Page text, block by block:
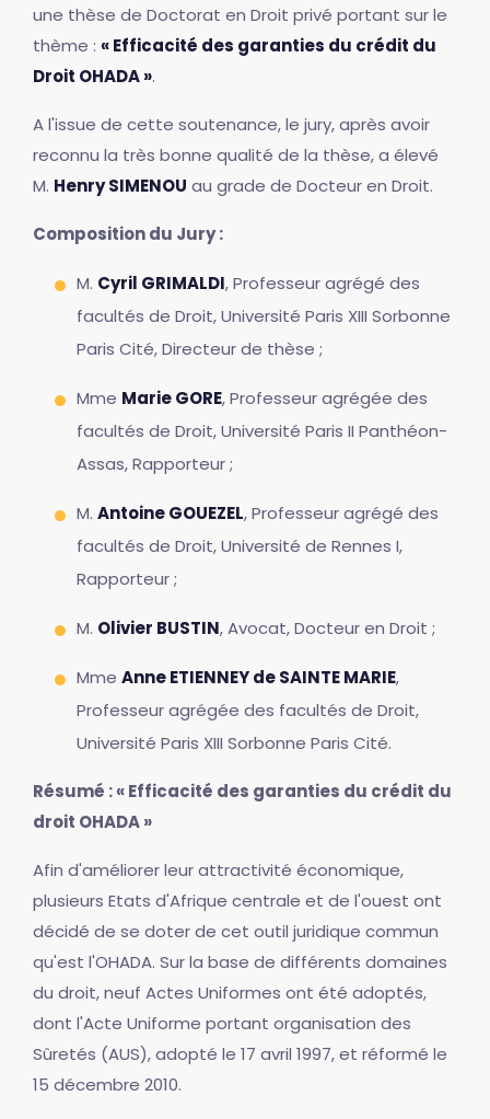
une thèse de Doctorat en Droit privé portant sur le
thème : « Efficacité des garanties du crédit du
Droit OHADA ».
A l'issue de cette soutenance, le jury, après avoir
reconnu la très bonne qualité de la thèse, a élevé
M. Henry SIMENOU au grade de Docteur en Droit.
Composition du Jury :
M. Cyril GRIMALDI, Professeur agrégé des
facultés de Droit, Université Paris XIII Sorbonne
Paris Cité, Directeur de thèse ;
Mme Marie GORE, Professeur agrégée des
facultés de Droit, Université Paris II Panthéon-
Assas, Rapporteur ;
M. Antoine GOUEZEL, Professeur agrégé des
facultés de Droit, Université de Rennes I,
Rapporteur ;
M. Olivier BUSTIN, Avocat, Docteur en Droit ;
Mme Anne ETIENNEY de SAINTE MARIE,
Professeur agrégée des facultés de Droit,
Université Paris XIII Sorbonne Paris Cité.
Résumé : « Efficacité des garanties du crédit du
droit OHADA »
Afin d'améliorer leur attractivité économique,
plusieurs Etats d'Afrique centrale et de l'ouest ont
décidé de se doter de cet outil juridique commun
qu'est l'OHADA. Sur la base de différents domaines
du droit, neuf Actes Uniformes ont été adoptés,
dont l'Acte Uniforme portant organisation des
Sûretés (AUS), adopté le 17 avril 1997, et réformé le
15 décembre 2010.